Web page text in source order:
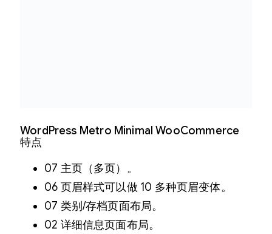
WordPress Metro Minimal WooCommerce
特点
07 主页（多页）。
06 页眉样式可以做 10 多种页眉变体。
07 类别/存档页面布局。
02 详细信息页面布局。